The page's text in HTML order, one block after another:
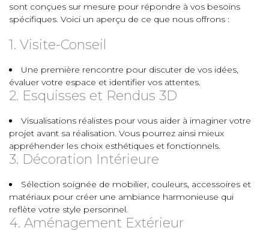
sont conçues sur mesure pour répondre à vos besoins
spécifiques. Voici un aperçu de ce que nous offrons :
1. Visite-Conseil
Une première rencontre pour discuter de vos idées,
évaluer votre espace et identifier vos attentes.
2. Esquisses et Rendus 3D
Visualisations réalistes pour vous aider à imaginer votre
projet avant sa réalisation. Vous pourrez ainsi mieux
appréhender les choix esthétiques et fonctionnels.
3. Décoration Intérieure
Sélection soignée de mobilier, couleurs, accessoires et
matériaux pour créer une ambiance harmonieuse qui
reflète votre style personnel.
4. Aménagement Extérieur